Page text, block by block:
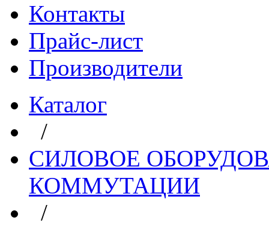
Контакты
Прайс-лист
Производители
Каталог
/
СИЛОВОЕ
КОММУТАЦИИ
/